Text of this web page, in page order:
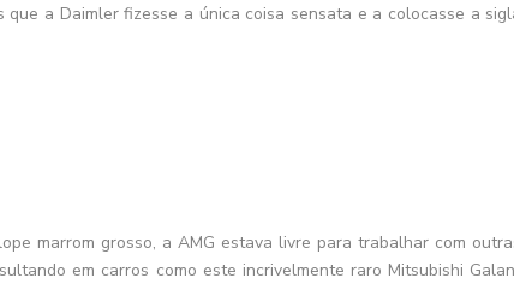
a Daimler fizesse a única coisa sensata e a colocasse a
marrom grosso, a AMG estava livre para trabalhar com
em carros como este incrivelmente raro Mitsubishi